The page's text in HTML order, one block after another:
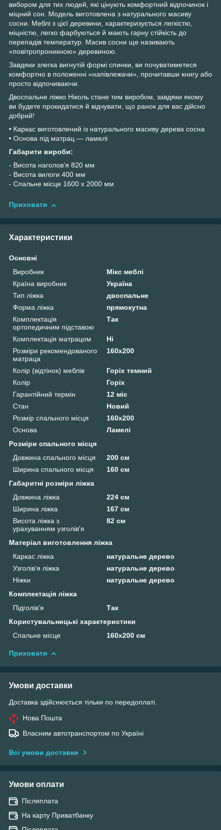
вибором для тих людей, які цінують комфортний відпочинок і
міцний сон. Модель виготовлена з натурального масиву
сосни. Меблі з цієї деревини, характеризується легкістю,
міцністю, легко фарбуються й мають гарну стійкість до
перепадів температур. Масив сосни ще називають
«повітропроникною» деревиною.
Завдяки злегка вигнутій формі спинки, ви почуватиметеся
комфортно в положенні «напівлежачи», прочитавши книгу або
просто відпочиваючи.
Двоспальне ліжко Ніколь стане тим виробом, завдяки якому
ви будете прокидатися й відчувати, що ранок для вас дійсно
добрий!
• Каркас виготовлений із натурального масиву дерева сосна
• Основа під матрац — ламелі
Габарити вироби:
- Висота наголов'я 820 мм
- Висота вилоги 400 мм
- Спальне місце 1600 х 2000 мм
Приховати
Характеристики
Основні
Виробник
Мікс меблі
Країна виробник
Україна
Тип ліжка
двоспальне
Форма ліжка
прямокутна
Комплектація
ортопедичним підставою
Так
Комплектація матрацом
Ні
Розміри рекомендованого
матраца
160х200
Колір (відтінок) меблів
Горіх темний
Колір
Горіх
Гарантійний термін
12 міс
Стан
Новий
Розмір спального місця
160х200
Основа
Ламелі
Розміри спального місця
Довжина спального місця
200 см
Ширина спального місця
160 см
Габаритні розміри ліжка
Довжина ліжка
224 см
Ширина ліжка
167 см
Висота ліжка з
урахуванням узголів'я
82 см
Матеріал виготовлення ліжка
Каркас ліжка
натуральне дерево
Узголів'я ліжка
натуральне дерево
Ніжки
натуральне дерево
Комплектація ліжка
Підголів'я
Так
Користувальницькі характеристики
Спальне місце
160х200 см
Приховати
Умови доставки
Доставка здійснюється тільки по передоплаті.
Нова Пошта
Власним автотранспортом по Україні
Всі умови доставки
Умови оплати
Післяплата
На карту Приватбанку